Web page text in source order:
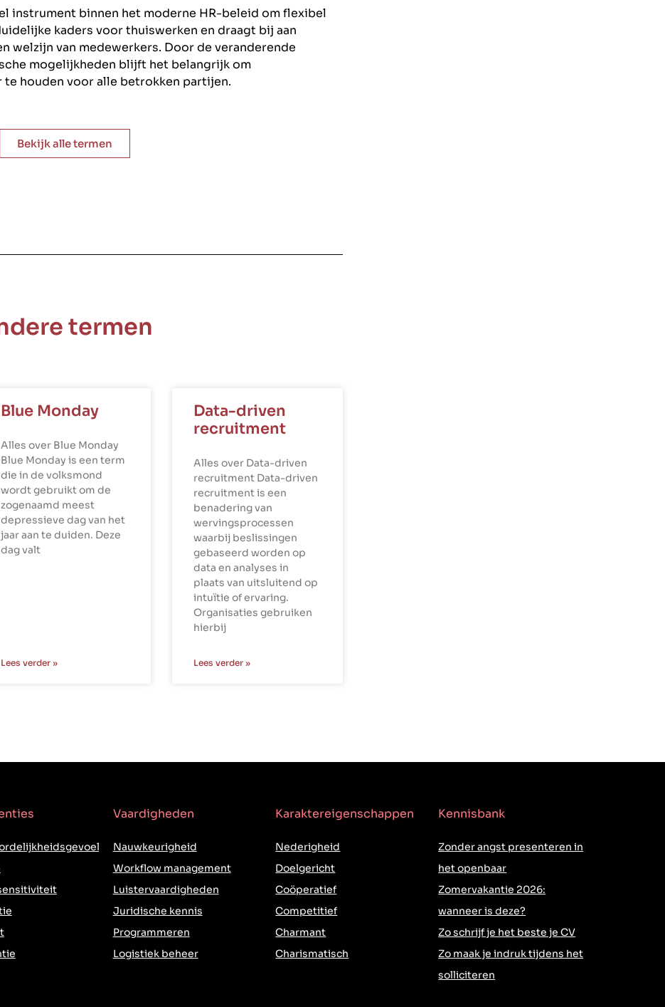
instrument binnen het moderne HR-beleid om flexibel
kaders voor thuiswerken en draagt bij aan
welzijn van medewerkers. Door de veranderende
mogelijkheden blijft het belangrijk om
houden voor alle betrokken partijen.
Bekijk alle termen
termen
Blue Monday
Alles over Blue Monday
Blue Monday is een term
die in de volksmond
wordt gebruikt om de
zogenaamd meest
depressieve dag van het
jaar aan te duiden. Deze
dag valt
Lees verder »
Data-driven
recruitment
Alles over Data-driven
recruitment Data-driven
recruitment is een
benadering van
wervingsprocessen
waarbij beslissingen
gebaseerd worden op
data en analyses in
plaats van uitsluitend op
intuïtie of ervaring.
Organisaties gebruiken
hierbij
Lees verder »
Vaardigheden
Nauwkeurigheid
Workflow management
Luistervaardigheden
Juridische kennis
Programmeren
Logistiek beheer
Karaktereigenschappen
Nederigheid
Doelgericht
Coöperatief
Competitief
Charmant
Charismatisch
Kennisbank
Zonder angst presenteren in
het openbaar
Zomervakantie 2026:
wanneer is deze?
Zo schrijf je het beste je CV
Zo maak je indruk tijdens het
solliciteren